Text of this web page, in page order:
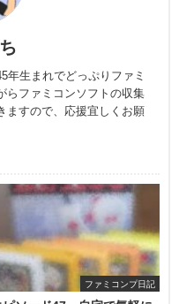
年生まれでどっぷりファミ
らファミコンソフトの収集
ますので、応援宜しくお願
ファミコンプ日記